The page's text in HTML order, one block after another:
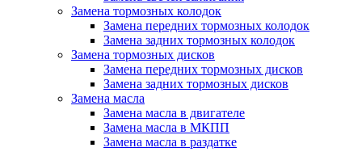
Замена тормозных колодок
Замена передних тормозных колодок
Замена задних тормозных колодок
Замена тормозных дисков
Замена передних тормозных дисков
Замена задних тормозных дисков
Замена масла
Замена масла в двигателе
Замена масла в МКПП
Замена масла в раздатке